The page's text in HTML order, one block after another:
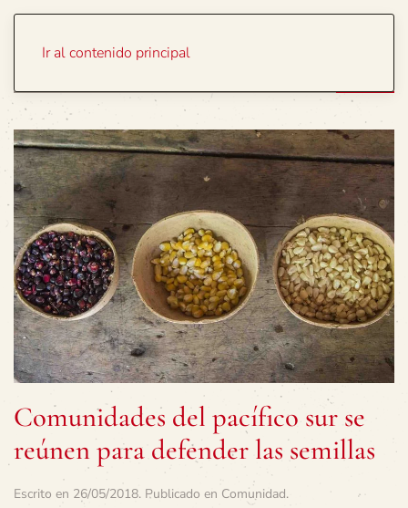
Ir al contenido principal
Comunidades del pacífico sur se
reúnen para defender las semillas
Escrito en 26/05/2018. Publicado en Comunidad.